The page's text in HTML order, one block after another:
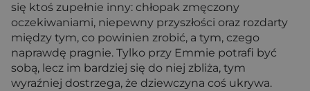
się ktoś zupełnie inny: chłopak zmęczony
oczekiwaniami, niepewny przyszłości oraz rozdarty
między tym, co powinien zrobić, a tym, czego
naprawdę pragnie. Tylko przy Emmie potrafi być
sobą, lecz im bardziej się do niej zbliża, tym
wyraźniej dostrzega, że dziewczyna coś ukrywa.